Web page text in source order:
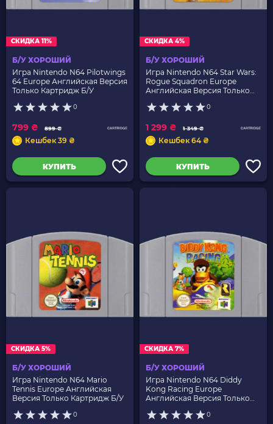
СКИДКА 11%
Б/У ХОРОШИЙ
Игра Nintendo N64 Pilotwings
64 Europe Английская Версия
Только Картридж Б/У
0
899 ₴
799 ₴
Кешбек 39 ₴
КУПИТЬ
СКИДКА 4%
Б/У ХОРОШИЙ
Игра Nintendo N64 Star Wars:
Rogue Squadron Europe
Английская Версия Только
0
1 349 ₴
1 299 ₴
Кешбек 64 ₴
КУПИТЬ
СКИДКА 5%
Б/У ХОРОШИЙ
Игра Nintendo N64 Mario
Tennis Europe Английская
Версия Только Картридж Б/У
0
СКИДКА 7%
Б/У ХОРОШИЙ
Игра Nintendo N64 Diddy
Kong Racing Europe
Английская Версия Только
0